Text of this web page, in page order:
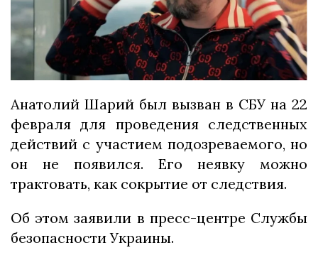
Анатолий Шарий был вызван в СБУ на 22
февраля для проведения следственных
действий с участием подозреваемого, но
он не появился. Его неявку можно
трактовать, как сокрытие от следствия.
Об этом заявили в пресс-центре Службы
безопасности Украины.